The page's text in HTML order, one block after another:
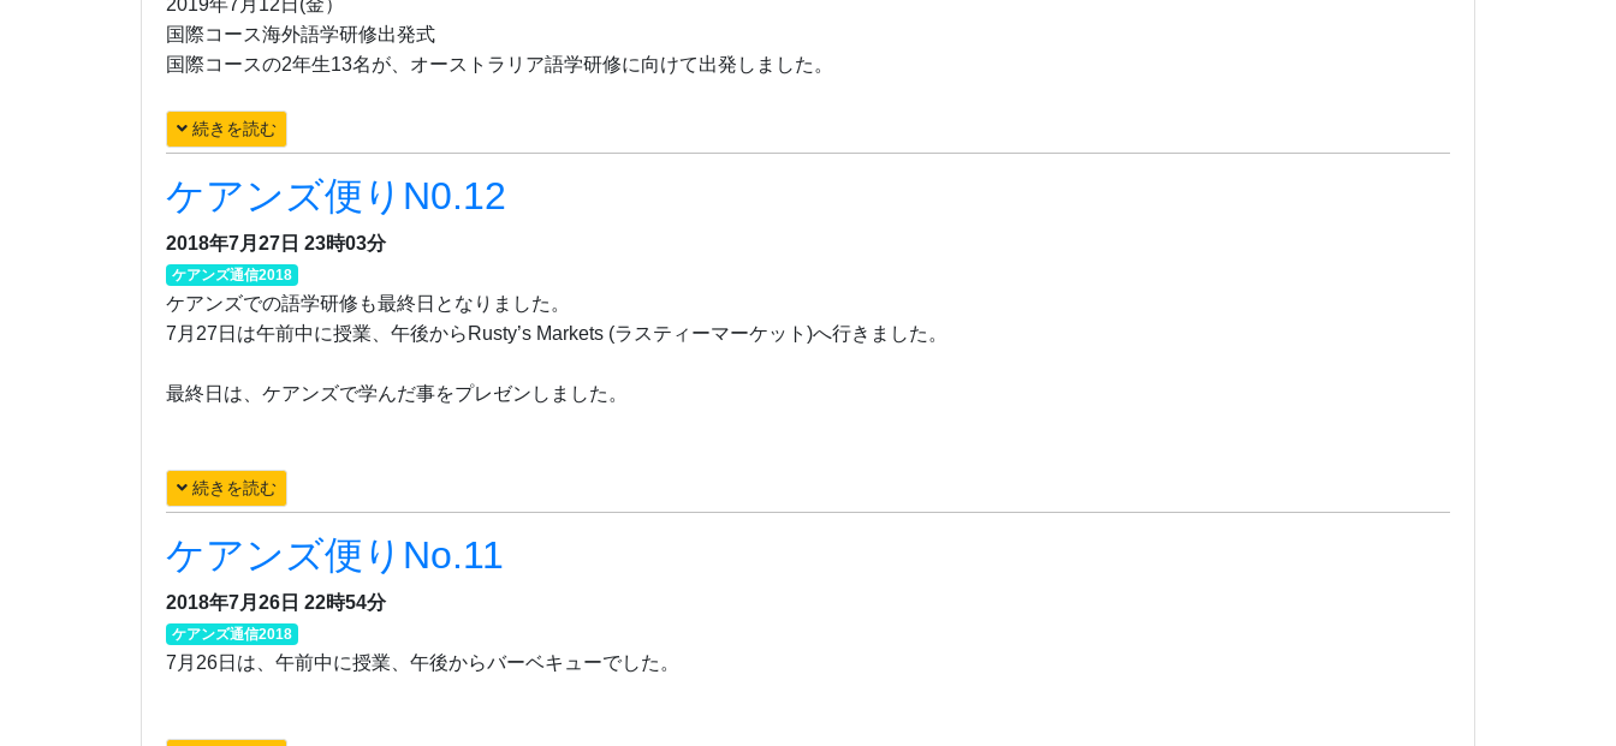
2019年7月12日(金）
国際コース海外語学研修出発式
国際コースの2年生13名が、オーストラリア語学研修に向けて出発しました。
続きを読む
ケアンズ便りN0.12
2018年7月27日 23時03分
ケアンズ通信2018
ケアンズでの語学研修も最終日となりました。
7月27日は午前中に授業、午後からRusty’s Markets (ラスティーマーケット)へ行きました。
最終日は、ケアンズで学んだ事をプレゼンしました。
続きを読む
ケアンズ便りNo.11
2018年7月26日 22時54分
ケアンズ通信2018
7月26日は、午前中に授業、午後からバーベキューでした。